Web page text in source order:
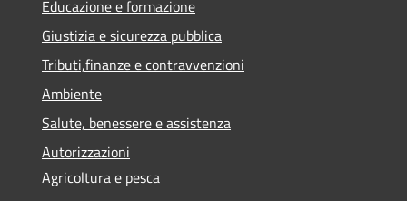
Educazione e formazione
Giustizia e sicurezza pubblica
Tributi,finanze e contravvenzioni
Ambiente
Salute, benessere e assistenza
Autorizzazioni
Agricoltura e pesca